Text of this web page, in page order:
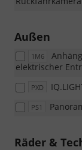
Außen
1M6
elektrischer
PXD
PS1
Räder &